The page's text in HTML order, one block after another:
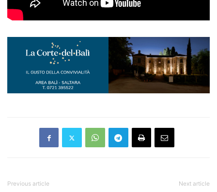
Previous article Next article